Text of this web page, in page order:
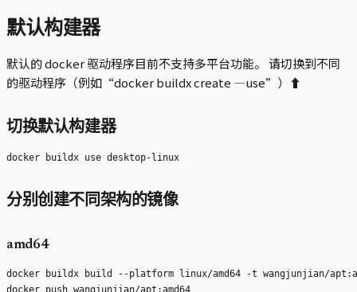
默认构建器
默认的 docker 驱动程序目前不支持多平台功能。 请切换到不同
的驱动程序（例如“docker buildx create —use”）⬆
切换默认构建器
分别创建不同架构的镜像
amd64
docker buildx build --platform linux/amd64 -t wangjunjian/